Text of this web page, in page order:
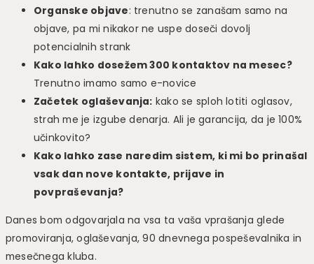
Organske objave: trenutno se zanašam samo na
objave, pa mi nikakor ne uspe doseči dovolj
potencialnih strank
Kako lahko dosežem 300 kontaktov na mesec?
Trenutno imamo samo e-novice
Začetek oglaševanja: kako se sploh lotiti oglasov,
strah me je izgube denarja. Ali je garancija, da je 100%
učinkovito?
Kako lahko zase naredim sistem, ki mi bo prinašal
vsak dan nove kontakte, prijave in
povpraševanja?
Danes bom odgovarjala na vsa ta vaša vprašanja glede
promoviranja, oglaševanja, 90 dnevnega pospeševalnika in
mesečnega kluba.